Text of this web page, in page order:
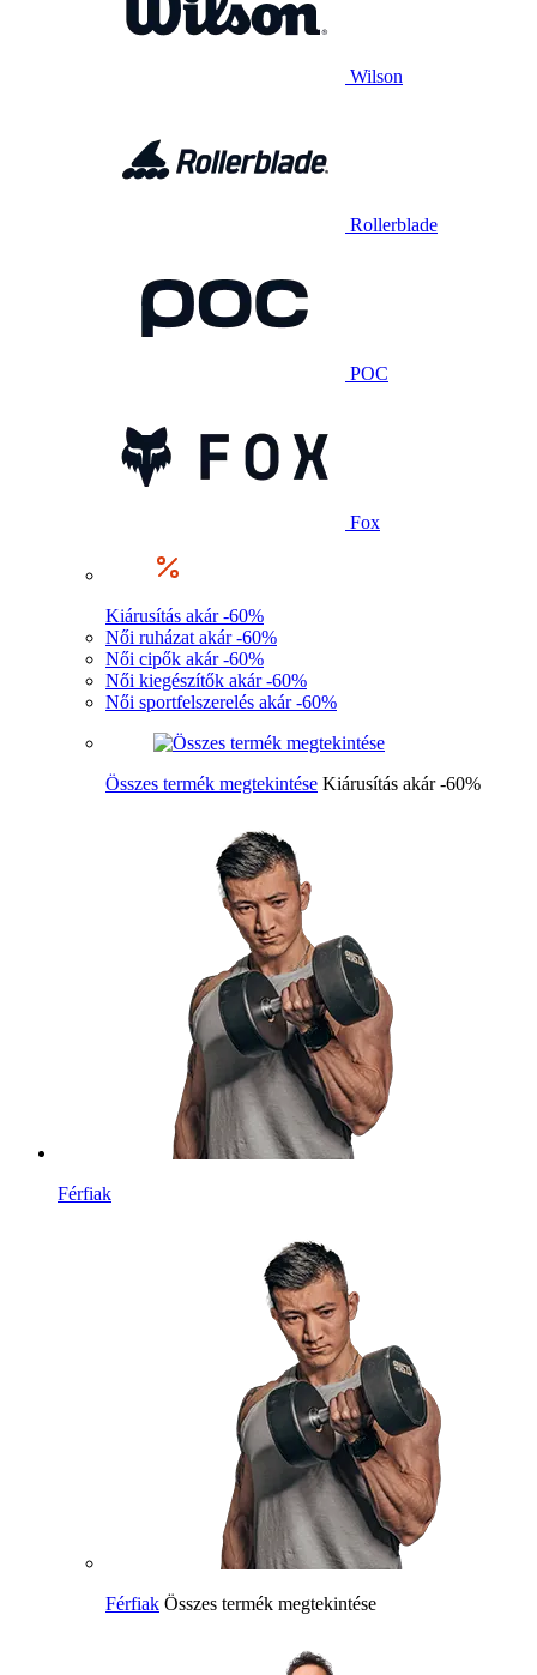
Wilson
Rollerblade
POC
Fox
Kiárusítás akár -60%
Női ruházat akár -60%
Női cipők akár -60%
Női kiegészítők akár -60%
Női sportfelszerelés akár -60%
Összes termék megtekintése Kiárusítás akár -60%
Férfiak
Férfiak Összes termék megtekintése